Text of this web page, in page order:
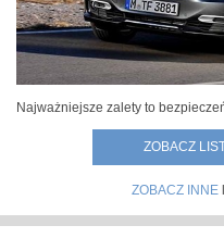
Najważniejsze zalety to
ZOBACZ
ZOBACZ INNE